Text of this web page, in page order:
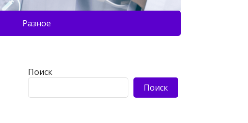
Разное
Поиск
Поиск